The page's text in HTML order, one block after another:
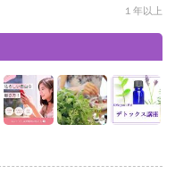
１年以上